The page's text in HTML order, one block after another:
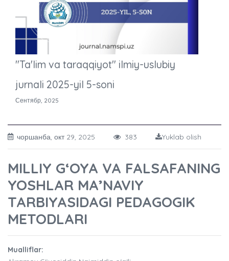
"Ta'lim va taraqqiyot" ilmiy-uslubiy
jurnali 2025-yil 5-soni
Сентябр, 2025
чоршанба, окт 29, 2025 383 Yuklab olish
MILLIY G‘OYA VA FALSAFANING
YOSHLAR MA’NAVIY
TARBIYASIDAGI PEDAGOGIK
METODLARI
Mualliflar: